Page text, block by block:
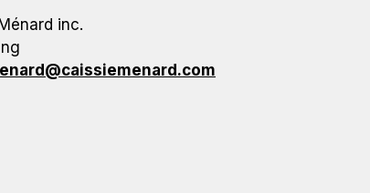
inc.